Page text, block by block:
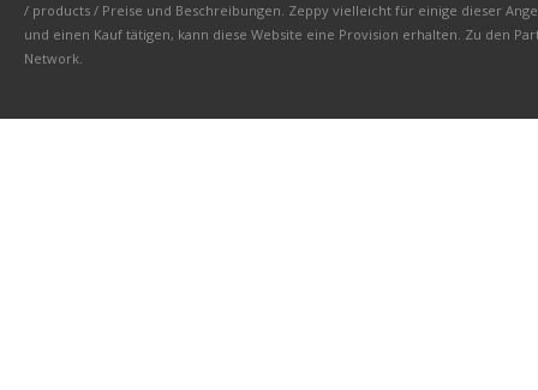
/ products / Preise und Beschreibungen. Zeppy vielleicht für einige dieser
und einen Kauf tätigen, kann diese Website eine Provision erhalten. Zu den
Network.